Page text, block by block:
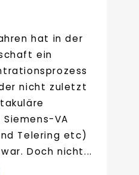
hat in der
ein
nicht zuletzt
VA
Telering etc)
Doch nicht...